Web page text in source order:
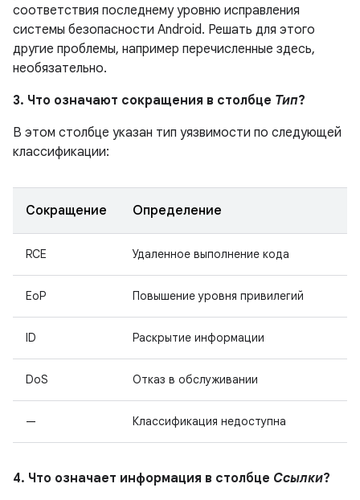
соответствия последнему уровню исправления
системы безопасности Android. Решать для этого
другие проблемы, например перечисленные здесь,
необязательно.
3. Что означают сокращения в столбце Тип?
В этом столбце указан тип уязвимости по следующей
классификации:
Сокращение Определение
RCE Удаленное выполнение кода
EoP Повышение уровня привилегий
ID Раскрытие информации
DoS Отказ в обслуживании
— Классификация недоступна
4. Что означает информация в столбце Ссылки?